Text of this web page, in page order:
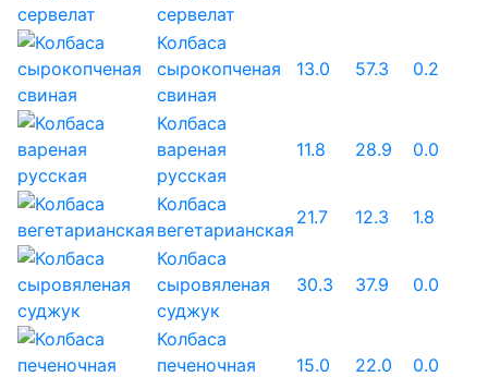
сервелат
Колбаса
сырокопченая
свиная
13.0 57.3 0.2
Колбаса
вареная
русская
11.8 28.9 0.0
Колбаса
вегетарианская
21.7 12.3
1.8
Колбаса
сыровяленая
суджук
30.3 37.9 0.0
Колбаса
печеночная
15.0 22.0 0.0